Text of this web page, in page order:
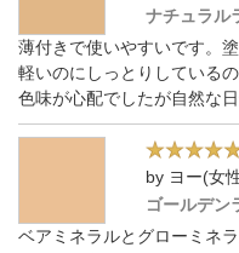
ナチュラル
薄付きで使いやすいです。
軽いのにしっとりしている
色味が心配でしたが自然な
by ヨー(女
ゴールデン
ベアミネラルとグローミネ